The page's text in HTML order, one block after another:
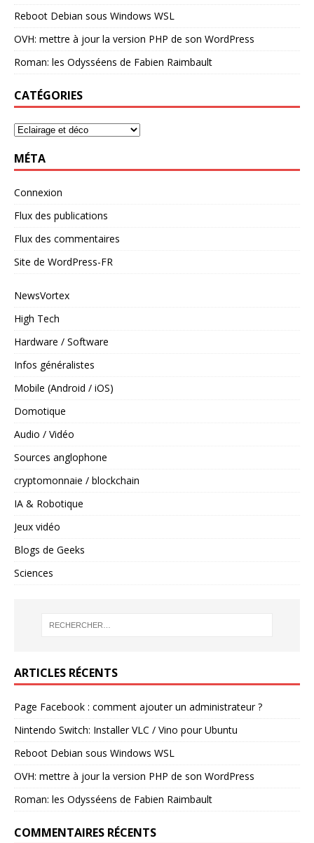
Reboot Debian sous Windows WSL
OVH: mettre à jour la version PHP de son WordPress
Roman: les Odysséens de Fabien Raimbault
CATÉGORIES
MÉTA
Connexion
Flux des publications
Flux des commentaires
Site de WordPress-FR
NewsVortex
High Tech
Hardware / Software
Infos généralistes
Mobile (Android / iOS)
Domotique
Audio / Vidéo
Sources anglophone
cryptomonnaie / blockchain
IA & Robotique
Jeux vidéo
Blogs de Geeks
Sciences
ARTICLES RÉCENTS
Page Facebook : comment ajouter un administrateur ?
Nintendo Switch: Installer VLC / Vino pour Ubuntu
Reboot Debian sous Windows WSL
OVH: mettre à jour la version PHP de son WordPress
Roman: les Odysséens de Fabien Raimbault
COMMENTAIRES RÉCENTS